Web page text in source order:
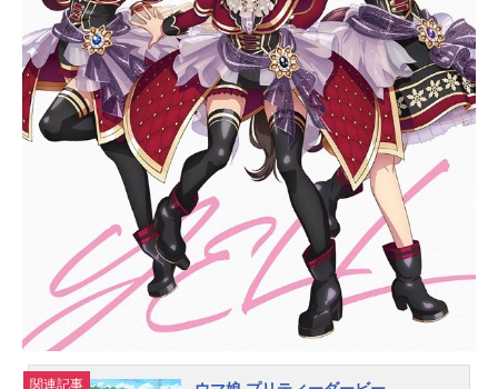
アニメシリーズラブライブ！スケジ
ュール2020年10月3日（土）～2020
年12月26日（土）TOKYOMXほか
【再放送】2026年7月1日（水）〜BS
日テレにて話数全13話キャスト高咲
侑：矢野妃菜喜上原歩夢：大西亜玖
璃中須かすみ：相良茉優桜坂しず
く：前田佳織里朝香果林：久保田未
夢宮下愛：村上奈津実近江彼方：鬼
頭明里優木せつ菜：楠木ともりエ
マ・ヴェルデ：指出毬亜天王寺璃
奈：田中ちえ美スタッフ原作：矢立
肇原案：公野櫻子監督：河村智之シ
リーズ構成：田中仁オリジナルキャ
ラクターデザイン：横田拓己デザイ
関連記事